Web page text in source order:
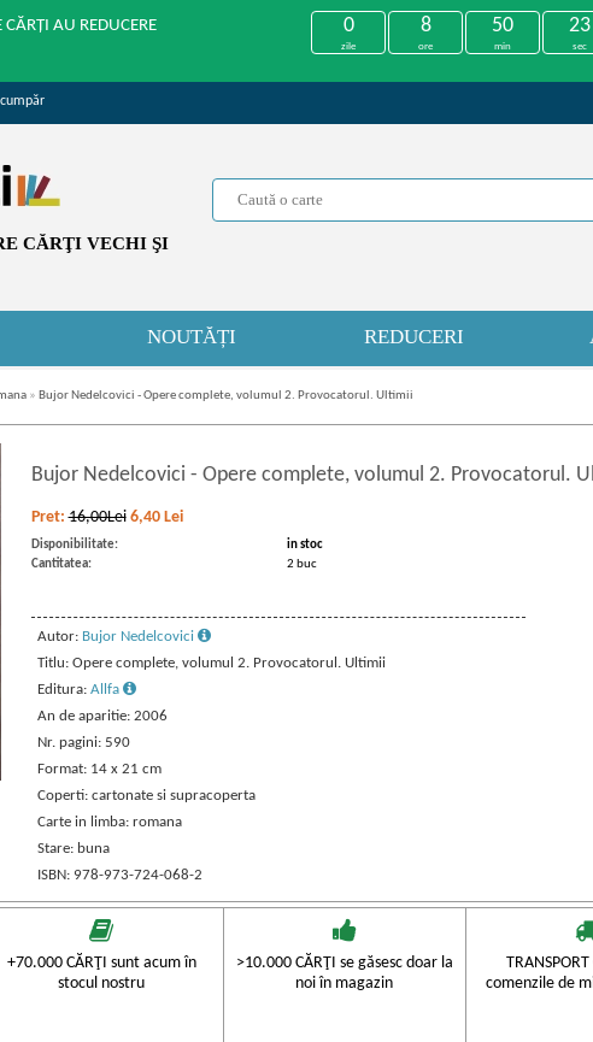
AU REDUCERE
0
zile
8
ore
50
min
23
sec
CĂRŢI VECHI ŞI
NOUTĂȚI REDUCERI
» Bujor Nedelcovici - Opere complete, volumul 2. Provocatorul. Ultimii
Bujor Nedelcovici - Opere complete, volumul 2. Provocatorul.
Pret:16,00Lei 6,40 Lei
Disponibilitate:
in stoc
Cantitatea:
2 buc
Autor: Bujor Nedelcovici
Titlu: Opere complete, volumul 2. Provocatorul. Ultimii
Editura: Allfa
An de aparitie: 2006
Nr. pagini: 590
Format: 14 x 21 cm
Coperti: cartonate si supracoperta
Carte in limba: romana
Stare: buna
ISBN: 978-973-724-068-2
+70.000 CĂRŢI sunt acum în
stocul nostru
>10.000 CĂRŢI se găsesc doar la
noi în magazin
comenzile de